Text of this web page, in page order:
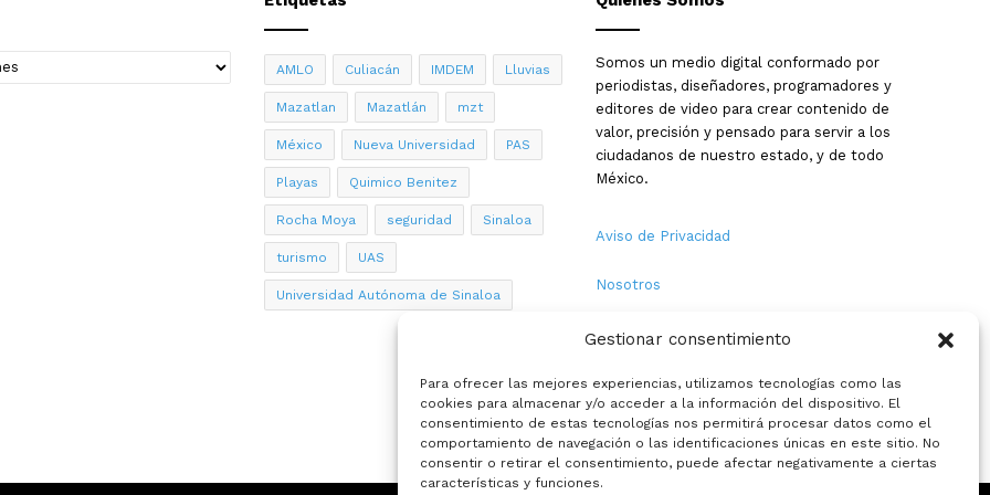
Gestionar consentimiento
Para ofrecer las mejores experiencias, utilizamos tecnologías como las
cookies para almacenar y/o acceder a la información del dispositivo. El
consentimiento de estas tecnologías nos permitirá procesar datos como el
comportamiento de navegación o las identificaciones únicas en este sitio. No
consentir o retirar el consentimiento, puede afectar negativamente a ciertas
características y funciones.
AMLO Culiacán IMDEM Lluvias
Mazatlan Mazatlán mzt
México Nueva Universidad PAS
Playas Quimico Benitez
Rocha Moya seguridad Sinaloa
turismo UAS
Universidad Autónoma de Sinaloa
Somos un medio digital conformado por
periodistas, diseñadores, programadores y
editores de video para crear contenido de
valor, precisión y pensado para servir a los
ciudadanos de nuestro estado, y de todo
México.
Aviso de Privacidad
Nosotros
Términos y Condiciones
Política de Cookies
Contacto